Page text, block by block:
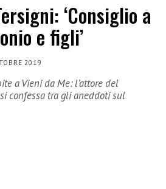
‘Consiglio a
e figli’
2019
a Vieni da Me: l’attore del
confessa tra gli aneddoti sul